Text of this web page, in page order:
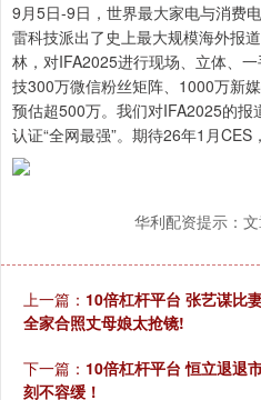
9月5日-9日，世界最大家电与消费
雷科技派出了史上最大规模海外报
林，对IFA2025进行现场、立体、
技300万微信粉丝矩阵、1000万新
预估超500万。我们对IFA2025的
认证“全网最强”。期待26年1月CES
华利配资提示：
上一篇： 10倍杠杆平台 张艺谋比
全家合照丈母娘太抢镜!
下一篇： 10倍杠杆平台 恒立退退
刻不容缓！